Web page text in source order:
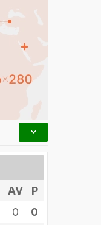
AV
P
0
0